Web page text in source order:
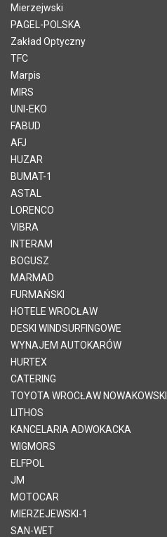
Mierzejwski
PAGEL-POLSKA
Zakład Optyczny
TFC
Marpis
MIRS
UNI-EKO
FABUD
AFJ
HUZAR
BUMAT-1
ASTAL
LORENCO
VIBRA
INTERAM
BOGUSZ
MARMAD
FURMAŃSKI
HOTELE WROCŁAW
DESKI WINDSURFINGOWE
WYNAJEM AUTOKARÓW
HURTEX
CATERING
TOYOTA WROCŁAW NOWAKOWSKI
LITHOS
KANCELARIA ADWOKACKA
WIGMORS
ELFPOL
JM
MOTOCAR
MIERZEJEWSKI-1
SAN-WET